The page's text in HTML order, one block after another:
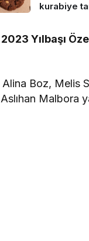
kurabiye
Yılbaşı
Boz, Melis
Malbora